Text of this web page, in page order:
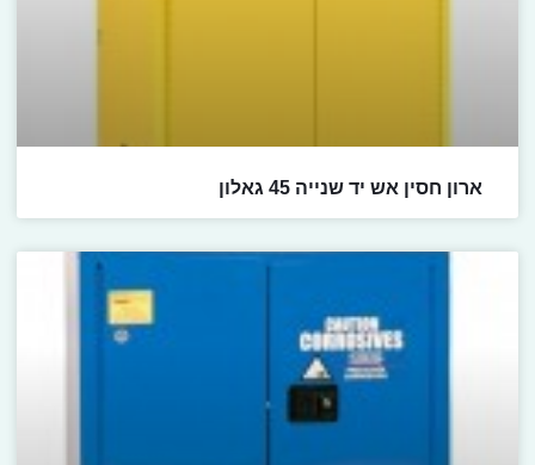
ארון חסין אש יד שנייה 45 גאלון